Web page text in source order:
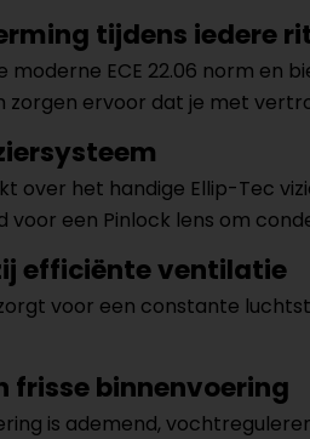
tijdens iedere
moderne ECE 22.06 norm
ervoor dat je met
over het handige Ellip-Tec
voor een Pinlock lens om
efficiënte ventilatie
voor een constante
frisse binnenvoering
is ademend,